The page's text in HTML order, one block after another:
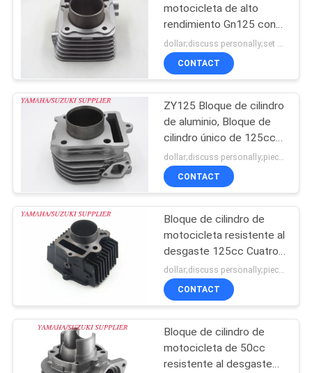
FÁBRICA
CONTROL
CALIDAD
ÉNTRENOS
EN
CONTACTO
motocicleta de alto
rendimiento Gn125 con
desplazamiento de
125cc
CONTACT
ZY125 Bloque de cilindro
de aluminio, Bloque de
cilindro único de 125cc
para Yamaha
CONTACT
Bloque de cilindro de
motocicleta resistente al
desgaste 125cc Cuatro
tiempos para Lifan 124 dollar;discuss personally;piece MOQ:Negociación
CONTACT
Bloque de cilindro de
motocicleta de 50cc
resistente al desgaste